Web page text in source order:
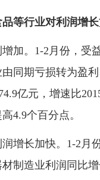
等行业对利润增长
。1-2月份，受
同期亏损转为盈
亿元，增速比
4.9个百分点。
长加快。1-2月
制造业利润同比